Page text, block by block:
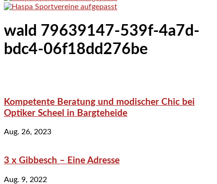
wald 79639147-539f-4a7d-
bdc4-06f18dd276be
Kompetente Beratung und modischer Chic bei
Optiker Scheel in Bargteheide
Aug. 26, 2023
3 x Gibbesch – Eine Adresse
Aug. 9, 2022